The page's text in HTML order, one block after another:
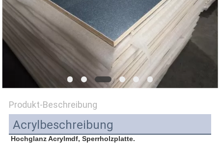
SITEMAP
PRIVACY
POLICY
Produkt-Beschreibung
Acrylbeschreibung
Hochglanz Acrylmdf, Sperrholzplatte.